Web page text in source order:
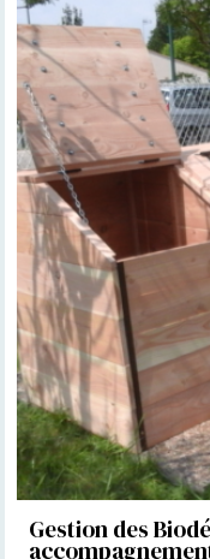
Gestion des